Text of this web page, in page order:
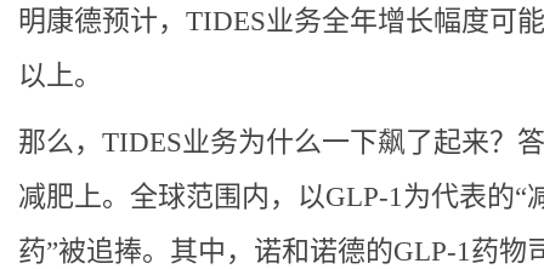
明康德预计，TIDES业务全年增长幅度可
以上。
那么，TIDES业务为什么一下飙了起来？
减肥上。全球范围内，以GLP-1为代表的“
药”被追捧。其中，诺和诺德的GLP-1药物